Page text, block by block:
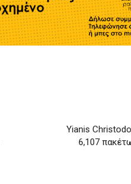
Yianis
6,107